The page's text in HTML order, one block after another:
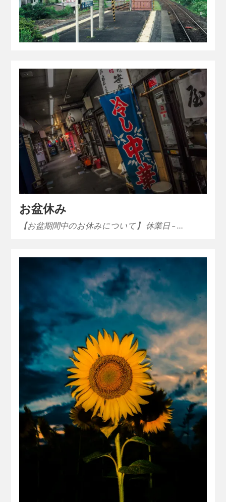
お盆休み
【お盆期間中のお休みについて】 休業日 – …